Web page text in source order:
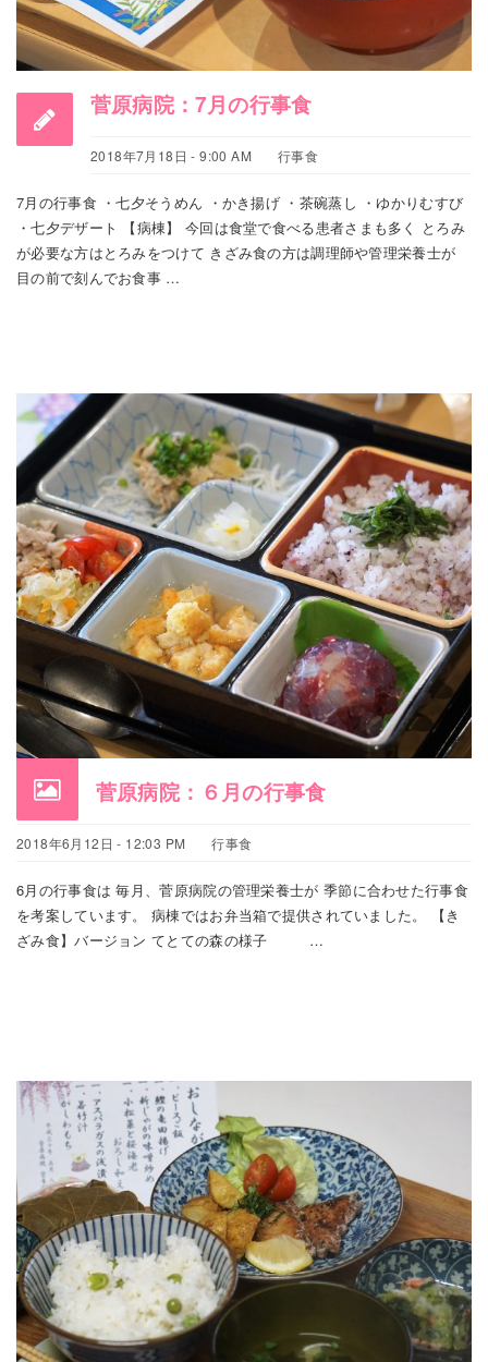
菅原病院：7月の行事食
2018年7月18日 - 9:00 AM 行事食
7月の行事食 ・七夕そうめん ・かき揚げ ・茶碗蒸し ・ゆかりむすび
・七夕デザート 【病棟】 今回は食堂で食べる患者さまも多く とろみ
が必要な方はとろみをつけて きざみ食の方は調理師や管理栄養士が
目の前で刻んでお食事 …
菅原病院：６月の行事食
2018年6月12日 - 12:03 PM 行事食
6月の行事食は 毎月、菅原病院の管理栄養士が 季節に合わせた行事食
を考案しています。 病棟ではお弁当箱で提供されていました。 【き
ざみ食】バージョン てとての森の様子 …